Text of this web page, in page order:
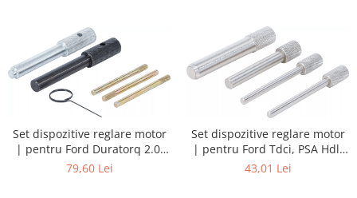
Set dispozitive reglare motor
| pentru Ford Duratorq 2.0,
2.4 Diesel
79,60 Lei
Set dispozitive reglare motor
| pentru Ford Tdci, PSA Hdl,
Mazda D 1.4, 1.6
43,01 Lei